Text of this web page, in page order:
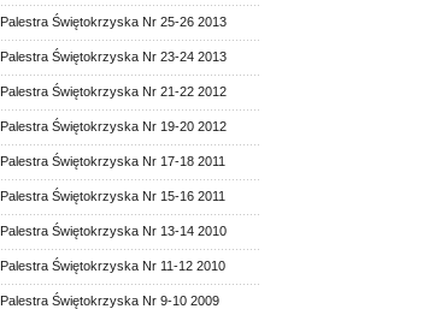
Palestra Świętokrzyska Nr 25-26 2013
Palestra Świętokrzyska Nr 23-24 2013
Palestra Świętokrzyska Nr 21-22 2012
Palestra Świętokrzyska Nr 19-20 2012
Palestra Świętokrzyska Nr 17-18 2011
Palestra Świętokrzyska Nr 15-16 2011
Palestra Świętokrzyska Nr 13-14 2010
Palestra Świętokrzyska Nr 11-12 2010
Palestra Świętokrzyska Nr 9-10 2009